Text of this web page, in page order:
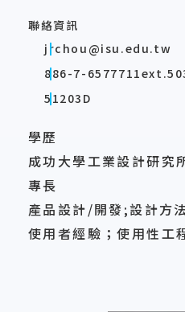
聯絡資訊
jrchou@isu.edu.tw
886-7-
51203D
學歷
成功大學工業設計研究
專長
產品設計/開發;設計方
使用者經驗；使用性工